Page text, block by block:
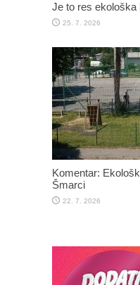
Je to res ekološka
25. 7. 2026
Komentar:
Šmarci
22. 7. 2026